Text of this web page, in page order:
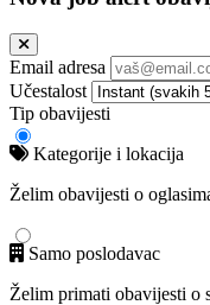
Email adresa
Učestalost
Tip obavijesti
Kategorije i lokacija
Želim obavijesti o
Samo poslodavac
Želim primati obavijesti o